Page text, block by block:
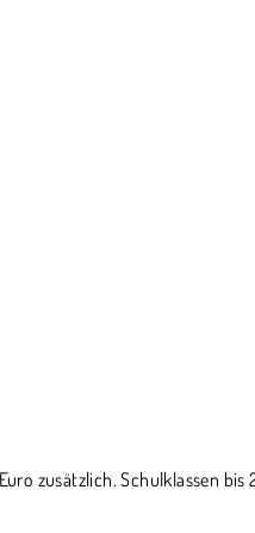
zusätzlich. Schulklassen